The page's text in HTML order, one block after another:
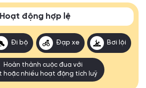
Hoạt động hợp lệ
Đi bộ Đạp xe Bơi lội
Hoàn thành cuộc đua với
hoặc nhiều hoạt động tích luỹ